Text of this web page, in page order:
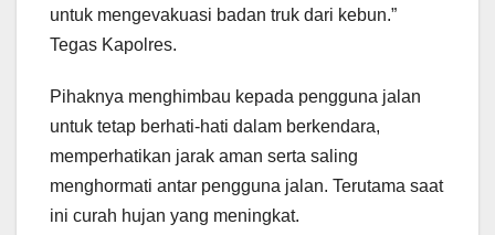
untuk mengevakuasi badan truk dari kebun.”
Tegas Kapolres.
Pihaknya menghimbau kepada pengguna jalan
untuk tetap berhati-hati dalam berkendara,
memperhatikan jarak aman serta saling
menghormati antar pengguna jalan. Terutama saat
ini curah hujan yang meningkat.